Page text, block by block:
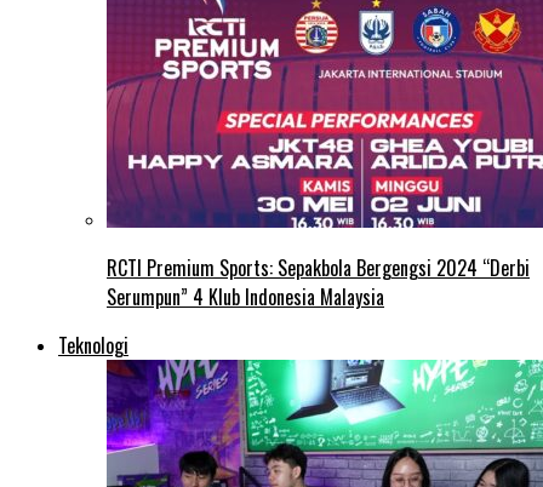
RCTI Premium Sports: Sepakbola Bergengsi 2024 “Derbi
Serumpun” 4 Klub Indonesia Malaysia
Teknologi